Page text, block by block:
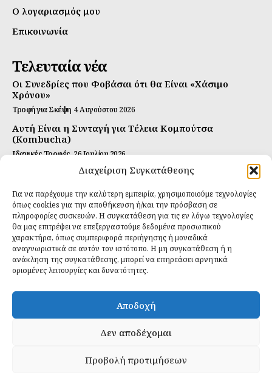
Διαχείριση Συγκατάθεσης
Για να παρέχουμε την καλύτερη εμπειρία, χρησιμοποιούμε τεχνολογίες
όπως cookies για την αποθήκευση ή/και την πρόσβαση σε
πληροφορίες συσκευών. Η συγκατάθεση για τις εν λόγω τεχνολογίες
θα μας επιτρέψει να επεξεργαστούμε δεδομένα προσωπικού
χαρακτήρα, όπως συμπεριφορά περιήγησης ή μοναδικά
αναγνωριστικά σε αυτόν τον ιστότοπο. Η μη συγκατάθεση ή η
ανάκληση της συγκατάθεσης, μπορεί να επηρεάσει αρνητικά
ορισμένες λειτουργίες και δυνατότητες.
Αποδοχή
Δεν αποδέχομαι
Προβολή προτιμήσεων
Ο λογαριασμός μου
Επικοινωνία
Τελευταία νέα
Οι Συνεδρίες που Φοβάσαι ότι θα Είναι «Χάσιμο
Χρόνου»
Τροφή για Σκέψη 4 Αυγούστου 2026
Αυτή Είναι η Συνταγή για Τέλεια Κομπούτσα
(Kombucha)
Ιδανικές Τροφές 26 Ιουλίου 2026
Η Κρυφή Αλήθεια για τα Υπερ-επεξεργασμένα
Ιδανικές Τροφές 2 Απριλίου 2026
Εγγραφείτε
ΕΓΓΡΑΦΉ
Έχω διαβάσει και δέχομαι τηνπολιτική απορρήτου